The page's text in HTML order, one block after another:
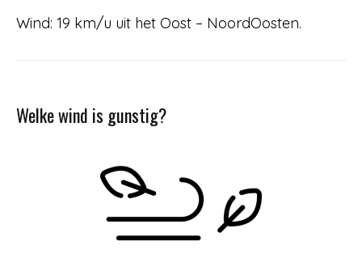
Wind: 19 km/u uit het Oost – NoordOosten.
Welke wind is gunstig?